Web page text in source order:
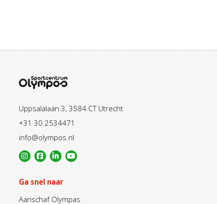
Uppsalalaan 3, 3584 CT Utrecht
+31 30 2534471
info@olympos.nl
Ga snel naar
Aanschaf Olympas